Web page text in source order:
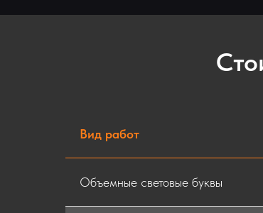
Вид работ
Объемные световые буквы